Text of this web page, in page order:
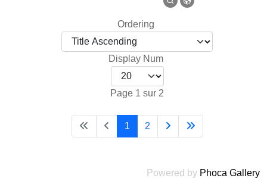
Ordering
Display Num
Page 1 sur 2
1 2
Powered by Phoca Gallery